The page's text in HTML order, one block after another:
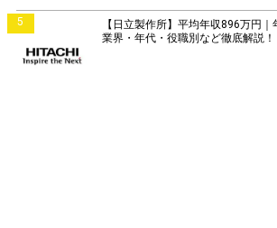
5
【日立製作所】平均年収896万円｜
業界・年代・役職別など徹底解説！